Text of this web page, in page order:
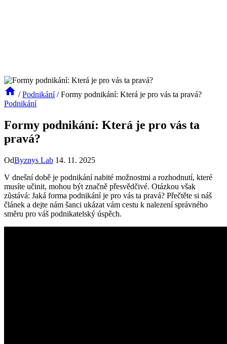
/ Podnikání / Formy podnikání: Která je pro vás ta pravá?
Podnikání
Formy podnikání: Která je pro vás ta
pravá?
OdByznys Lab 14. 11. 2025
V dnešní době je podnikání nabité možnostmi a rozhodnutí, které
musíte učinit, mohou být značně přesvědčivé. Otázkou však
zůstává: Jaká forma podnikání je pro vás ta pravá? Přečtěte si náš
článek a dejte nám šanci ukázat vám cestu k nalezení správného
směru pro váš podnikatelský úspěch.